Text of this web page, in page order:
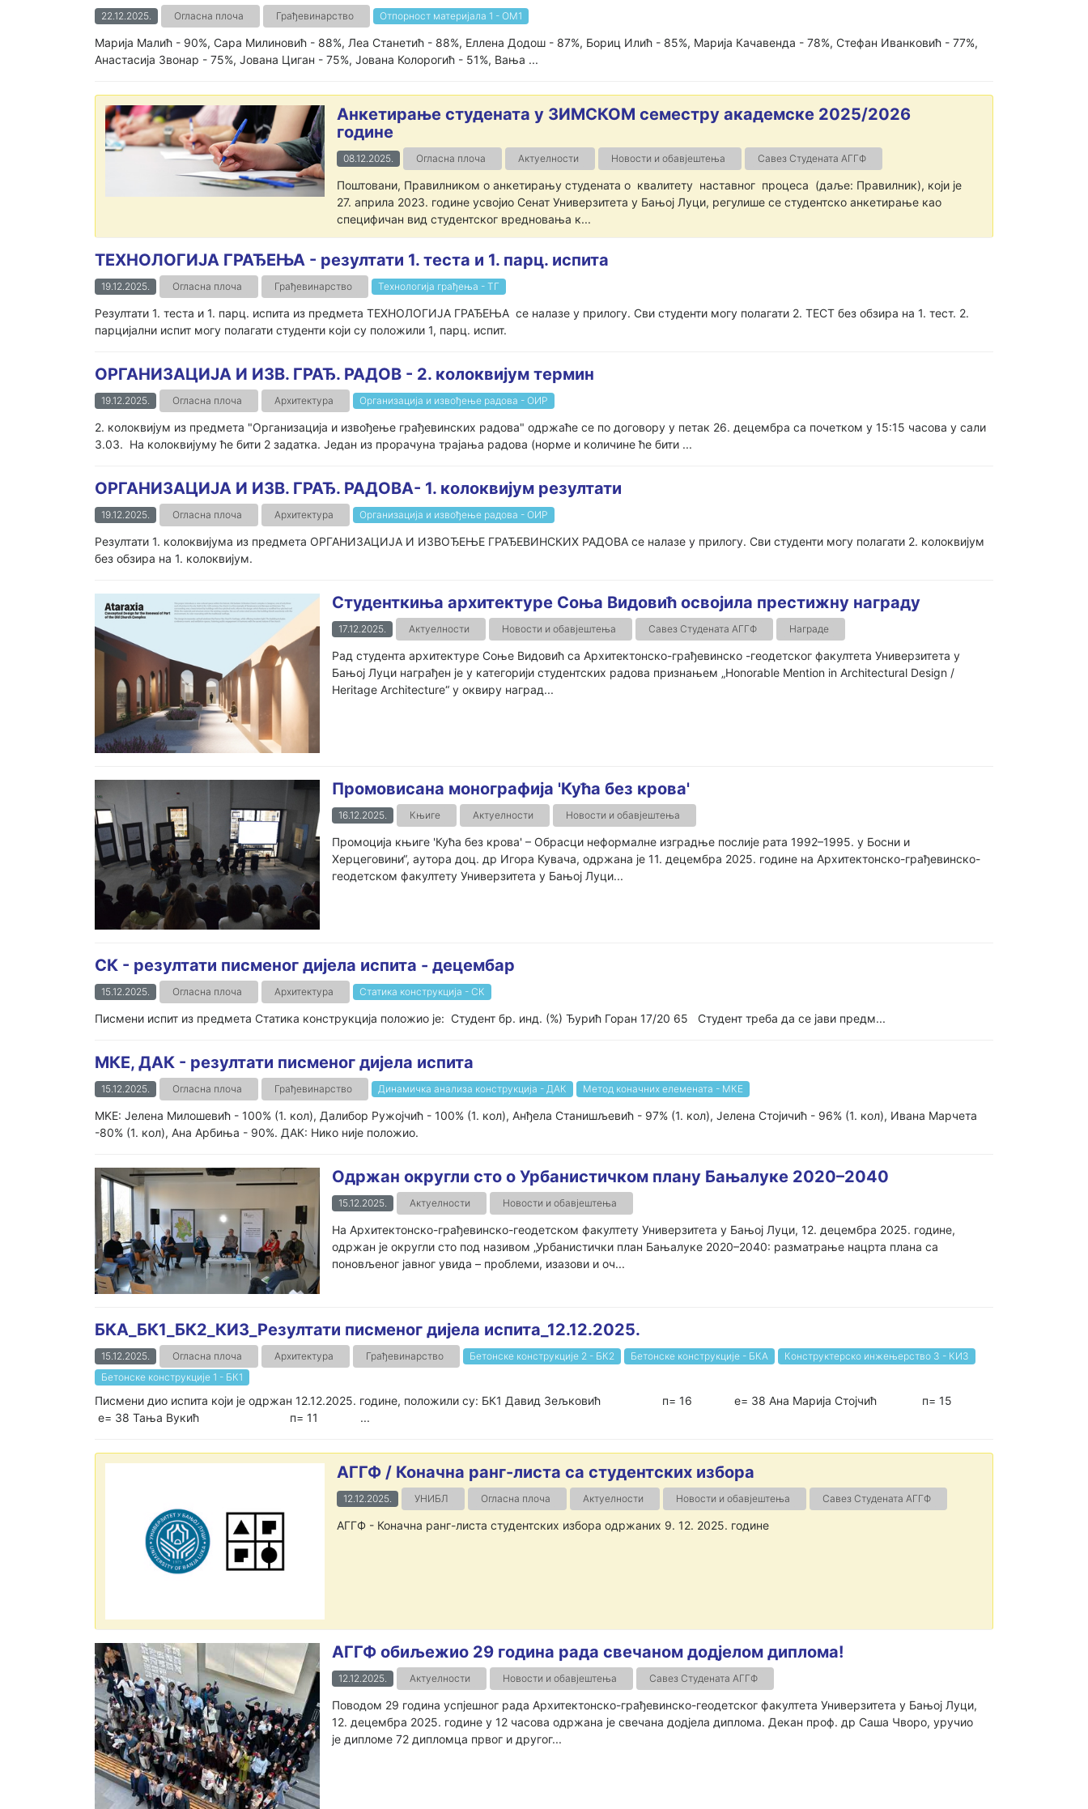
22.12.2025. Огласна плоча Грађевинарство Отпорност материјала 1 - ОМ1
Марија Малић - 90%, Сара Милиновић - 88%, Леа Станетић - 88%, Еллена Додош - 87%, Бориц Илић - 85%, Марија Качавенда - 78%, Стефан Иванковић - 77%,
Анастасија Звонар - 75%, Јована Циган - 75%, Јована Колорогић - 51%, Вања ...
Анкетирање студената у ЗИМСКОМ семестру академске 2025/2026
године
08.12.2025. Огласна плоча Актуелности Новости и обавјештења Савез Студената АГГФ
Поштовани, Правилником о анкетирању студената о квалитету наставног процеса (даље: Правилник), који је
27. априла 2023. године усвојио Сенат Универзитета у Бањој Луци, регулише се студентско анкетирање као
специфичан вид студентског вредновања к...
ТЕХНОЛОГИЈА ГРАЂЕЊА - резултати 1. теста и 1. парц. испита
19.12.2025. Огласна плоча Грађевинарство Технологија грађења - ТГ
Резултати 1. теста и 1. парц. испита из предмета ТЕХНОЛОГИЈА ГРАЂЕЊА се налазе у прилогу. Сви студенти могу полагати 2. ТЕСТ без обзира на 1. тест. 2.
парцијални испит могу полагати студенти који су положили 1, парц. испит.
ОРГАНИЗАЦИЈА И ИЗВ. ГРАЂ. РАДОВ - 2. колоквијум термин
19.12.2025. Огласна плоча Архитектура Организација и извођење радова - ОИР
2. колоквијум из предмета "Организација и извођење грађевинских радова" одржаће се по договору у петак 26. децембра са почетком у 15:15 часова у сали
3.03. На колоквијуму ће бити 2 задатка. Један из прорачуна трајања радова (норме и количине ће бити ...
ОРГАНИЗАЦИЈА И ИЗВ. ГРАЂ. РАДОВА- 1. колоквијум резултати
19.12.2025. Огласна плоча Архитектура Организација и извођење радова - ОИР
Резултати 1. колоквијума из предмета ОРГАНИЗАЦИЈА И ИЗВОЂЕЊЕ ГРАЂЕВИНСКИХ РАДОВА се налазе у прилогу. Сви студенти могу полагати 2. колоквијум
без обзира на 1. колоквијум.
Студенткиња архитектуре Соња Видовић освојила престижну награду
17.12.2025. Актуелности Новости и обавјештења Савез Студената АГГФ Награде
Рад студента архитектуре Соње Видовић са Архитектонско-грађевинско -геодетског факултета Универзитета у
Бањој Луци награђен је у категорији студентских радова признањем „Honorable Mention in Architectural Design /
Heritage Architecture“ у оквиру наград...
Промовисана монографија 'Кућа без крова'
16.12.2025. Књиге Актуелности Новости и обавјештења
Промоција књиге 'Кућа без крова' – Обрасци неформалне изградње послије рата 1992–1995. у Босни и
Херцеговини“, аутора доц. др Игора Кувача, одржана је 11. децембра 2025. године на Архитектонско-грађевинско-
геодетском факултету Универзитета у Бањој Луци...
СК - резултати писменог дијела испита - децембар
15.12.2025. Огласна плоча Архитектура Статика конструкција - СК
Писмени испит из предмета Статика конструкција положио је: Студент бр. инд. (%) Ђурић Горан 17/20 65 Студент треба да се јави предм...
МКЕ, ДАК - резултати писменог дијела испита
15.12.2025. Огласна плоча Грађевинарство Динамичка анализа конструкција - ДАК Метод коначних елемената - МКЕ
MKE: Јелена Милошевић - 100% (1. кол), Далибор Ружојчић - 100% (1. кол), Анђела Станишљевић - 97% (1. кол), Јелена Стојичић - 96% (1. кол), Ивана Марчета
-80% (1. кол), Ана Арбиња - 90%. ДАК: Нико није положио.
Одржан округли сто о Урбанистичком плану Бањалуке 2020–2040
15.12.2025. Актуелности Новости и обавјештења
На Архитектонско-грађевинско-геодетском факултету Универзитета у Бањој Луци, 12. децембра 2025. године,
одржан је округли сто под називом „Урбанистички план Бањалуке 2020–2040: разматрање нацрта плана са
поновљеног јавног увида – проблеми, изазови и оч...
БКА_БК1_БК2_КИ3_Резултати писменог дијела испита_12.12.2025.
15.12.2025. Огласна плоча Архитектура Грађевинарство Бетонске конструкције 2 - БК2 Бетонске конструкције - БКА
Конструктерско инжењерство 3 - КИ3
Бетонске конструкције 1 - БК1
Писмени дио испита који је одржан 12.12.2025. године, положили су: БК1 Давид Зељковић п= 16 е= 38 Ана Марија Стојчић п= 15
е= 38 Тања Вукић п= 11 ...
АГГФ / Коначна ранг-листа са студентских избора
12.12.2025. УНИБЛ Огласна плоча Актуелности Новости и обавјештења Савез Студената АГГФ
АГГФ - Коначна ранг-листа студентских избора одржаних 9. 12. 2025. године
АГГФ обиљежио 29 година рада свечаном додјелом диплома!
12.12.2025. Актуелности Новости и обавјештења Савез Студената АГГФ
Поводом 29 година успјешног рада Архитектонско-грађевинско-геодетског факултета Универзитета у Бањој Луци,
12. децембра 2025. године у 12 часова одржана је свечана додјела диплома. Декан проф. др Саша Чворо, уручио
је дипломе 72 дипломца првог и другог...